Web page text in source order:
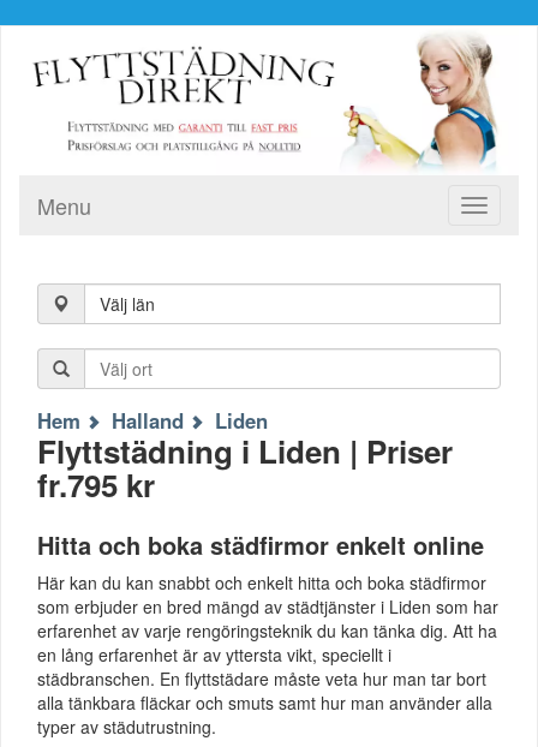
Toggle
Menu
Välj län
Hem Halland Liden
Flyttstädning i Liden | Priser
fr.795 kr
Hitta och boka städfirmor enkelt online
Här kan du kan snabbt och enkelt hitta och boka städfirmor
som erbjuder en bred mängd av städtjänster i Liden som har
erfarenhet av varje rengöringsteknik du kan tänka dig. Att ha
en lång erfarenhet är av yttersta vikt, speciellt i
städbranschen. En flyttstädare måste veta hur man tar bort
alla tänkbara fläckar och smuts samt hur man använder alla
typer av städutrustning.